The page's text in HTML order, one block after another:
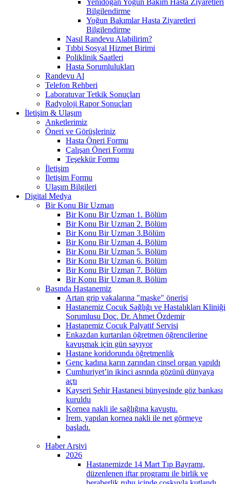
Bilgilendirme
Yoğun Bakımlar Hasta Ziyaretleri
Bilgilendirme
Nasıl Randevu Alabilirim?
Tıbbi Sosyal Hizmet Birimi
Poliklinik Saatleri
Hasta Sorumlulukları
Randevu Al
Telefon Rehberi
Laboratuvar Tetkik Sonuçları
Radyoloji Rapor Sonuçları
İletişim & Ulaşım
Anketlerimiz
Öneri ve Görüşleriniz
Hasta Öneri Formu
Çalışan Öneri Formu
Teşekkür Formu
İletişim
İletişim Formu
Ulaşım Bilgileri
Digital Medya
Bir Konu Bir Uzman
Bir Konu Bir Uzman 1. Bölüm
Bir Konu Bir Uzman 2. Bölüm
Bir Konu Bir Uzman 3.Bölüm
Bir Konu Bir Uzman 4. Bölüm
Bir Konu Bir Uzman 5. Bölüm
Bir Konu Bir Uzman 6. Bölüm
Bir Konu Bir Uzman 7. Bölüm
Bir Konu Bir Uzman 8. Bölüm
Basında Hastanemiz
Artan grip vakalarına "maske" önerisi
Hastanemiz Çocuk Sağlığı ve Hastalıkları Kliniği
Sorumlusu Doç. Dr. Ahmet Özdemir
Hastanemiz Çocuk Palyatif Servisi
Enkazdan kurtarılan öğretmen öğrencilerine
kavuşmak için gün sayıyor
Hastane koridorunda öğretmenlik
Genç kadına karın zarından cinsel organ yapıldı
Cumhuriyet’in ikinci asrında gözünü dünyaya
açtı
Kayseri Şehir Hastanesi bünyesinde göz bankası
kuruldu
Kornea nakli ile sağlığına kavuştu.
İrem, yapılan kornea nakli ile net görmeye
başladı.
Haber Arşivi
2026
Hastanemizde 14 Mart Tıp Bayramı,
düzenlenen iftar programı ile birlik ve